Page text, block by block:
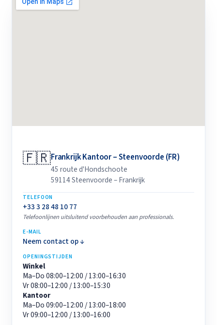
🇫🇷Frankrijk Kantoor – Steenvoorde (FR)
45 route d'Hondschoote
59114 Steenvoorde – Frankrijk
TELEFOON
+33 3 28 48 10 77
Telefoonlijnen uitsluitend voorbehouden aan professionals.
E-MAIL
Neem contact op ↓
OPENINGSTIJDEN
Winkel
Ma–Do 08:00–12:00 / 13:00–16:30
Vr 08:00–12:00 / 13:00–15:30
Kantoor
Ma–Do 09:00–12:00 / 13:00–18:00
Vr 09:00–12:00 / 13:00–16:00